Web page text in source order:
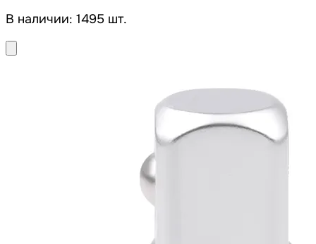
В наличии: 1495 шт.